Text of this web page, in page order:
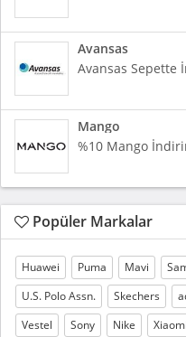
Avansas
Avansas Sepette
Mango
%10 Mango
Popüler Markalar
Huawei Puma Mavi
U.S. Polo Assn.
Skechers
Vestel
Sony Nike Xiaomi